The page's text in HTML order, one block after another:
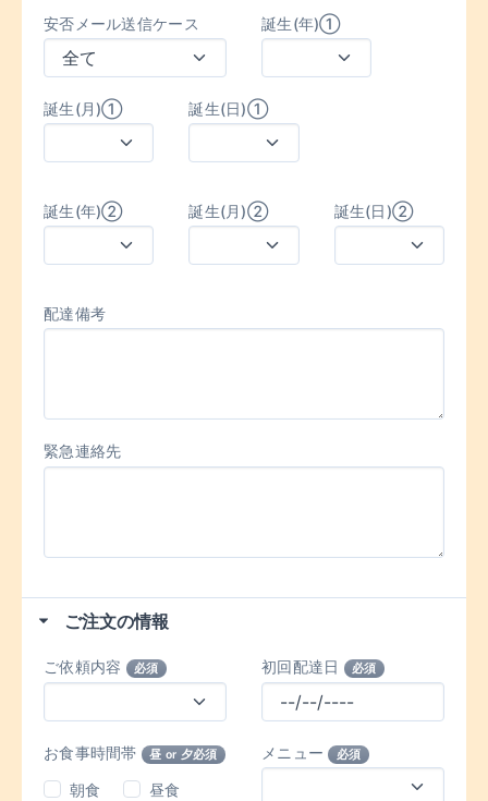
安否メール送信ケース 誕生(年)①
誕生(月)① 誕生(日)①
誕生(年)② 誕生(月)② 誕生(日)②
配達備考
緊急連絡先
ご注文の情報
ご依頼内容 必須 初回配達日 必須
お食事時間帯 昼 or 夕必須
朝食
昼食
メニュー 必須